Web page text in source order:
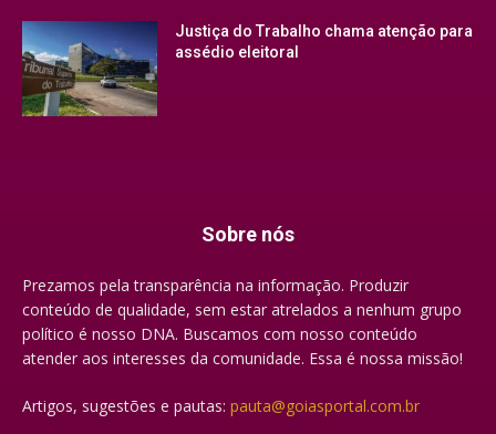
Justiça do Trabalho chama atenção para
assédio eleitoral
Sobre nós
Prezamos pela transparência na informação. Produzir
conteúdo de qualidade, sem estar atrelados a nenhum grupo
político é nosso DNA. Buscamos com nosso conteúdo
atender aos interesses da comunidade. Essa é nossa missão!
Artigos, sugestões e pautas: pauta@goiasportal.com.br